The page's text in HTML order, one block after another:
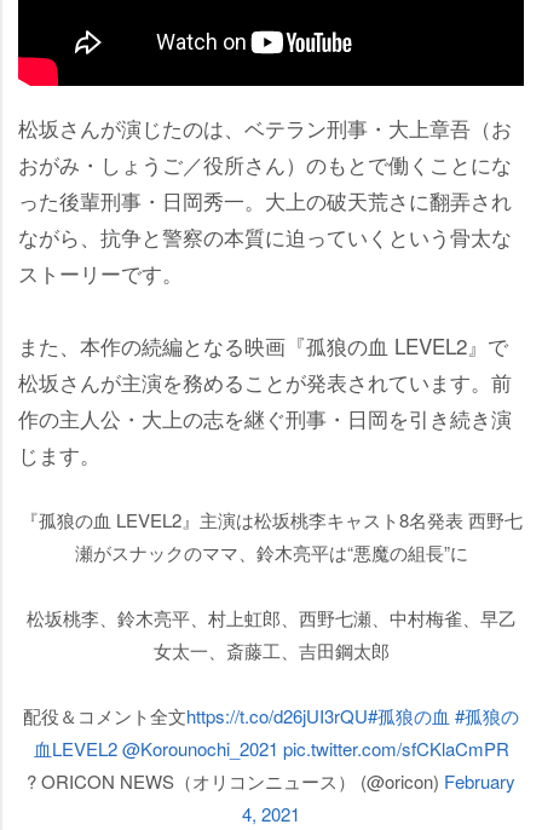
松坂さんが演じたのは、ベテラン刑事・大上章吾（お
おがみ・しょうご／役所さん）のもとで働くことにな
った後輩刑事・日岡秀一。大上の破天荒さに翻弄され
ながら、抗争と警察の本質に迫っていくという骨太な
ストーリーです。
また、本作の続編となる映画『孤狼の血 LEVEL2』で
松坂さんが主演を務めることが発表されています。前
作の主人公・大上の志を継ぐ刑事・日岡を引き続き演
じます。
『孤狼の血 LEVEL2』主演は松坂桃李キャスト8名発表 西野七
瀬がスナックのママ、鈴木亮平は“悪魔の組長”に
松坂桃李、鈴木亮平、村上虹郎、西野七瀬、中村梅雀、早乙
女太一、斎藤工、吉田鋼太郎
配役＆コメント全文https://t.co/d26jUI3rQU#孤狼の血 #孤狼の
血LEVEL2 @Korounochi_2021 pic.twitter.com/sfCKlaCmPR
? ORICON NEWS（オリコンニュース） (@oricon) February
4, 2021